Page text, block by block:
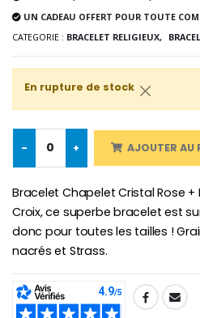
€4.90
UN CADEAU OFFERT POUR TOUTE
CATEGORIE : BRACELET RELIGIEUX,
En rupture de stock
- + AJOUTER AU
Bracelet Chapelet Cristal Rose
Croix, ce superbe bracelet est
donc pour toutes les tailles !
nacrés et Strass.
SHARE: